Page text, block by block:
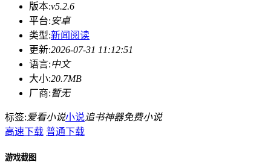
版本:v5.2.6
平台:安卓
类型:新闻阅读
更新:2026-07-31 11:12:51
语言:中文
大小:20.7MB
厂商:暂无
标签: 爱看小说小说追书神器免费小说
高速下载 普通下载
游戏截图